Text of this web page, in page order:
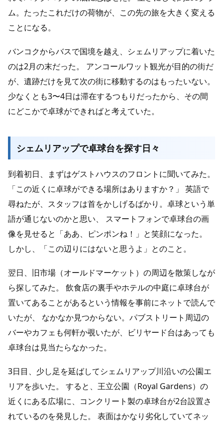
ム。たったこれだけの荷物が、この先の旅を大きく変える
ことになる。
バンコクからバスで国境を越え、シェムリアップに着いた
のは2月の末だった。 アンコールワット観光が目的の街だ
が、遺跡だけを見て次の街に移動するのはもったいない。
少なくとも3〜4日は滞在するつもりだったから、その間
にどこかで卓球ができればと考えていた。
シェムリアップで卓球台を探す日々
到着初日、まずはゲストハウスのフロントに聞いてみた。
「この近くに卓球ができる場所はありますか？」 英語で
尋ねたが、スタッフは首をかしげるばかり。卓球という単
語が通じないのかと思い、 スマートフォンで卓球台の画
像を見せると「ああ、ピンポンね！」と笑顔になった。
しかし、「この辺りにはないと思うよ」とのこと。
翌日、旧市場（オールドマーケット）の周辺を散策しなが
ら探してみた。 飲食店の裏手やホテルの中庭に卓球台が
置いてあることがあるという情報を事前にネットで読んで
いたが、 なかなか見つからない。パブストリート周辺の
バーやカフェも何軒か覗いたが、ビリヤード台はあっても
卓球台は見当たらなかった。
3日目、少し足を延ばしてシェムリアップ川沿いの公園エ
リアを歩いた。 すると、王立公園（Royal Gardens）の
近くにある広場に、コンクリート製の卓球台が2台設置さ
れているのを発見した。 表面はかなり劣化していてネッ